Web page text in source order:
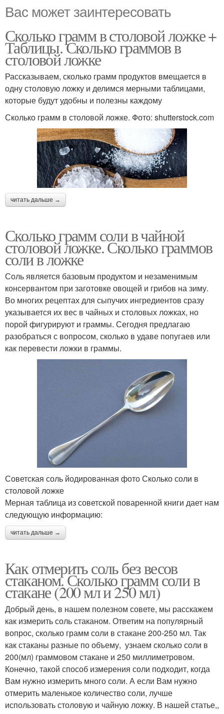
Вас может заинтересовать
Сколько грамм в столовой ложке +
Таблицы. Сколько граммов в
столовой ложке
Рассказываем, сколько грамм продуктов вмещается в
одну столовую ложку и делимся мерными таблицами,
которые будут удобны и полезны каждому
Сколько грамм в столовой ложке. Фото: shutterstock.com
читать дальше →
Сколько грамм соли в чайной
столовой ложке. Сколько граммов
соли в ложке
Соль является базовым продуктом и незаменимым
консервантом при заготовке овощей и грибов на зиму.
Во многих рецептах для сыпучих ингредиентов сразу
указывается их вес в чайных и столовых ложках, но
порой фигурируют и граммы. Сегодня предлагаю
разобраться с вопросом, сколько в удаве попугаев или
как перевести ложки в граммы.
Советская соль йодированная фото Сколько соли в
столовой ложке
Мерная таблица из советской поваренной книги дает нам
следующую информацию:
читать дальше →
Как отмерить соль без весов
стаканом. Сколько грамм соли в
стакане (200 мл и 250 мл)
Добрый день, в нашем полезном совете, мы расскажем
как измерить соль стаканом. Ответим на популярный
вопрос, сколько грамм соли в стакане 200-250 мл. Так
как стаканы разные по объему, узнаем сколько соли в
200(мл) граммовом стакане и 250 миллиметровом.
Конечно, такой способ измерения соли подходит, когда
Вам нужно измерить много соли. А если Вам нужно
отмерить маленькое количество соли, лучше
использовать столовую и чайную ложку. В нашей статье,,